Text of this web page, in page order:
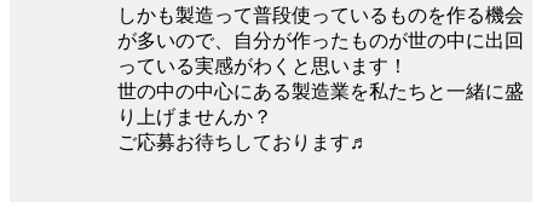
しかも製造って普段使っているものを作る機会
が多いので、自分が作ったものが世の中に出回
っている実感がわくと思います！
世の中の中心にある製造業を私たちと一緒に盛
り上げませんか？
ご応募お待ちしております♬